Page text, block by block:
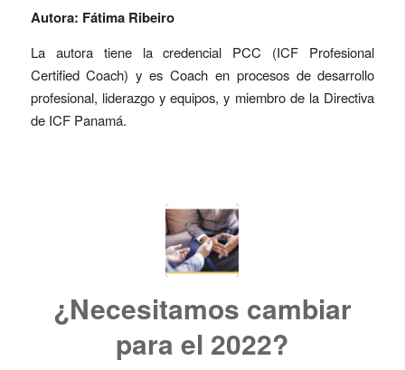
Autora: Fátima Ribeiro
La autora tiene la credencial PCC (ICF Profesional
Certified Coach) y es Coach en procesos de desarrollo
profesional, liderazgo y equipos, y miembro de la Directiva
de ICF Panamá.
¿Necesitamos cambiar
para el 2022?